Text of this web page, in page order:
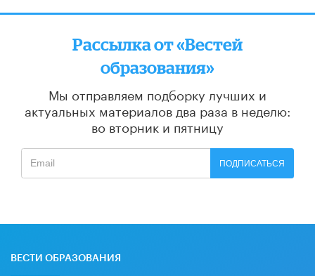
Рассылка от «Вестей
образования»
Мы отправляем подборку лучших и
актуальных материалов два раза в неделю:
во вторник и пятницу
ПОДПИСАТЬСЯ
ВЕСТИ ОБРАЗОВАНИЯ